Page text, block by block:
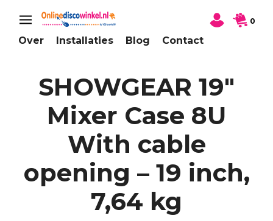
Over Installaties Blog Contact
0
SHOWGEAR 19″
Mixer Case 8U
With cable
opening – 19 inch,
7,64 kg